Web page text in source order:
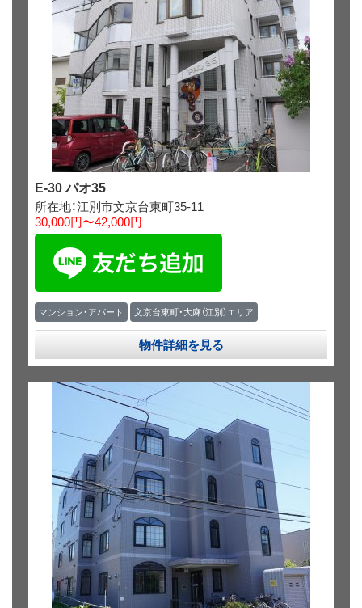
E-30 パオ35
所在地：江別市文京台東町35-11
30,000円〜42,000円
マンション・アパート 文京台東町・大麻（江別）エリア
物件詳細を見る